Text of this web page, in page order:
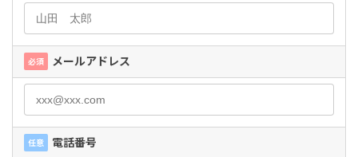
必須 メールアドレス
任意 電話番号